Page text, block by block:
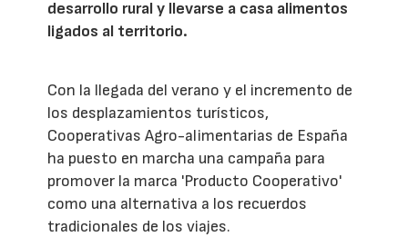
desarrollo rural y llevarse a casa alimentos
ligados al territorio.
Con la llegada del verano y el incremento de
los desplazamientos turísticos,
Cooperativas Agro-alimentarias de España
ha puesto en marcha una campaña para
promover la marca 'Producto Cooperativo'
como una alternativa a los recuerdos
tradicionales de los viajes.